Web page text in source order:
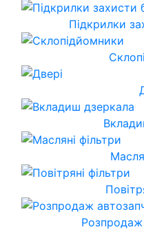
Підкрилки
Розпродаж